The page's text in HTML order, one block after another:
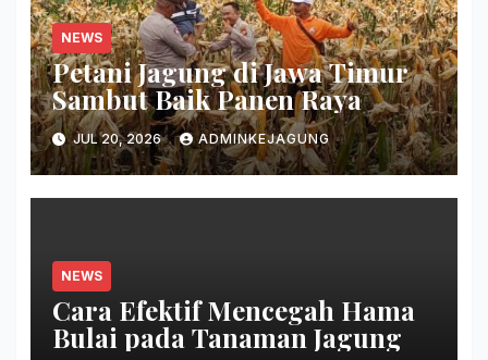
NEWS
Petani Jagung di Jawa Timur
Sambut Baik Panen Raya
JUL 20, 2026 ADMINKEJAGUNG
NEWS
Cara Efektif Mencegah Hama
Bulai pada Tanaman Jagung